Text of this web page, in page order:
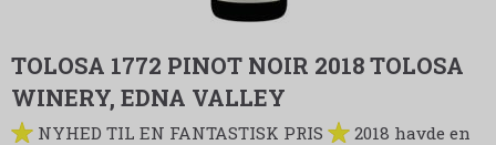
TOLOSA 1772 PINOT NOIR 2018 TOLOSA
WINERY, EDNA VALLEY
NYHED TIL EN FANTASTISK PRIS
2018 havde en